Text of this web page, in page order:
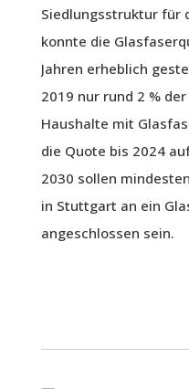
Siedlungsstruktur für
konnte die
Jahren erheblich
2019 nur rund 2 %
Haushalte mit
die Quote bis 2024
2030 sollen
in Stuttgart an ein
angeschlossen sein.